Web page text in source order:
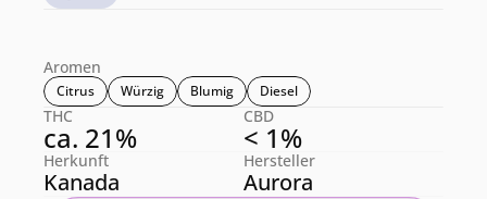
THC
ca. 21%
CBD
< 1%
Aromen
Citrus Würzig Blumig Diesel
Herkunft
Kanada
Hersteller
Aurora